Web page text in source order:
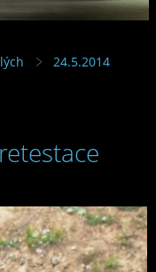
24.5.2014